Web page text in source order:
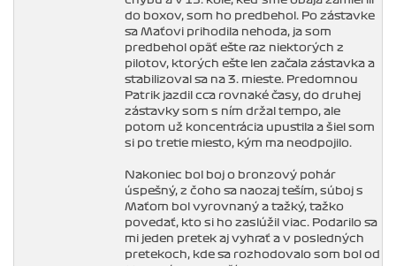
do boxov, som ho predbehol. Po zástavke
sa Maťovi prihodila nehoda, ja som
predbehol opäť ešte raz niektorých z
pilotov, ktorých ešte len začala zástavka a
stabilizoval sa na 3. mieste. Predomnou
Patrik jazdil cca rovnaké časy, do druhej
zástavky som s ním držal tempo, ale
potom už koncentrácia upustila a šiel som
si po tretie miesto, kým ma neodpojilo.
Nakoniec bol boj o bronzový pohár
úspešný, z čoho sa naozaj teším, súboj s
Maťom bol vyrovnaný a ťažký, ťažko
povedať, kto si ho zaslúžil viac. Podarilo sa
mi jeden pretek aj vyhrať a v posledných
pretekoch, kde sa rozhodovalo som bol od